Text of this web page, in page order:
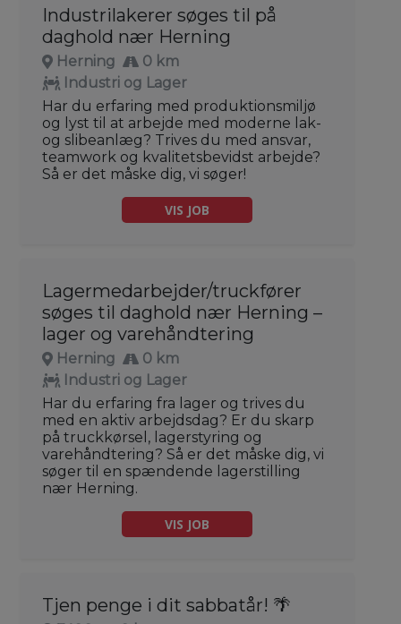
Industrilakerer søges til på
daghold nær Herning
Herning
0 km
Industri og Lager
Har du erfaring med produktionsmiljø
og lyst til at arbejde med moderne lak-
og slibeanlæg? Trives du med ansvar,
teamwork og kvalitetsbevidst arbejde?
Så er det måske dig, vi søger!
VIS JOB
Lagermedarbejder/truckfører
søges til daghold nær Herning –
lager og varehåndtering
Herning
0 km
Industri og Lager
Har du erfaring fra lager og trives du
med en aktiv arbejdsdag? Er du skarp
på truckkørsel, lagerstyring og
varehåndtering? Så er det måske dig, vi
søger til en spændende lagerstilling
nær Herning.
VIS JOB
Tjen penge i dit sabbatår! 🌴